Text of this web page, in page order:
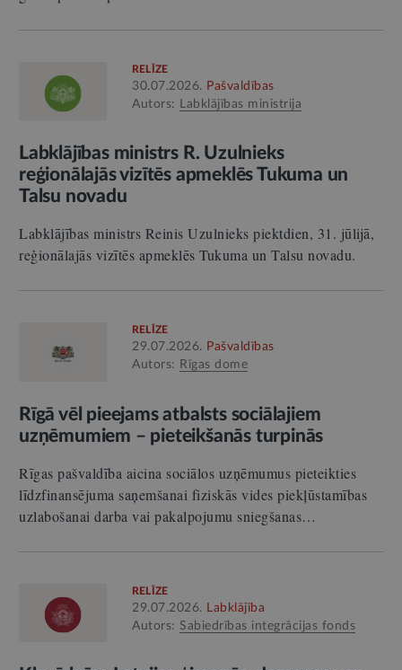
RELĪZE
30.07.2026. Pašvaldības
Autors: Labklājības ministrija
Labklājības ministrs R. Uzulnieks
reģionālajās vizītēs apmeklēs Tukuma un
Talsu novadu
Labklājības ministrs Reinis Uzulnieks piektdien, 31. jūlijā,
reģionālajās vizītēs apmeklēs Tukuma un Talsu novadu.
RELĪZE
29.07.2026. Pašvaldības
Autors:
Rīgas dome
Rīgā vēl pieejams atbalsts sociālajiem
uzņēmumiem – pieteikšanās turpinās
Rīgas pašvaldība aicina sociālos uzņēmumus pieteikties
līdzfinansējuma saņemšanai fiziskās vides piekļūstamības
uzlabošanai darba vai pakalpojumu sniegšanas…
RELĪZE
29.07.2026.
Labklājība
Autors: Sabiedrības integrācijas fonds